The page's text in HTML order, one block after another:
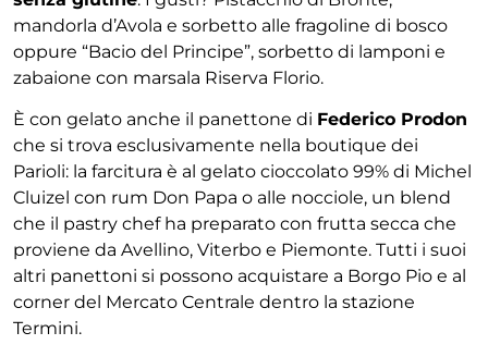
mandorla d’Avola e sorbetto alle fragoline di bosco
oppure “Bacio del Principe”, sorbetto di lamponi e
zabaione con marsala Riserva Florio.
È con gelato anche il panettone di Federico Prodon
che si trova esclusivamente nella boutique dei
Parioli: la farcitura è al gelato cioccolato 99% di Michel
Cluizel con rum Don Papa o alle nocciole, un blend
che il pastry chef ha preparato con frutta secca che
proviene da Avellino, Viterbo e Piemonte. Tutti i suoi
altri panettoni si possono acquistare a Borgo Pio e al
corner del Mercato Centrale dentro la stazione
Termini.